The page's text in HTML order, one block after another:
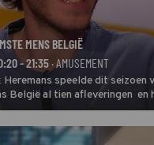
MENS BELGIË
- 21:35 · AMUSEMENT
speelde dit seizoen
België al tien afleveringen en
in deze seizoensfinale. En
inbreng, want komiek
aan de jurytafel.